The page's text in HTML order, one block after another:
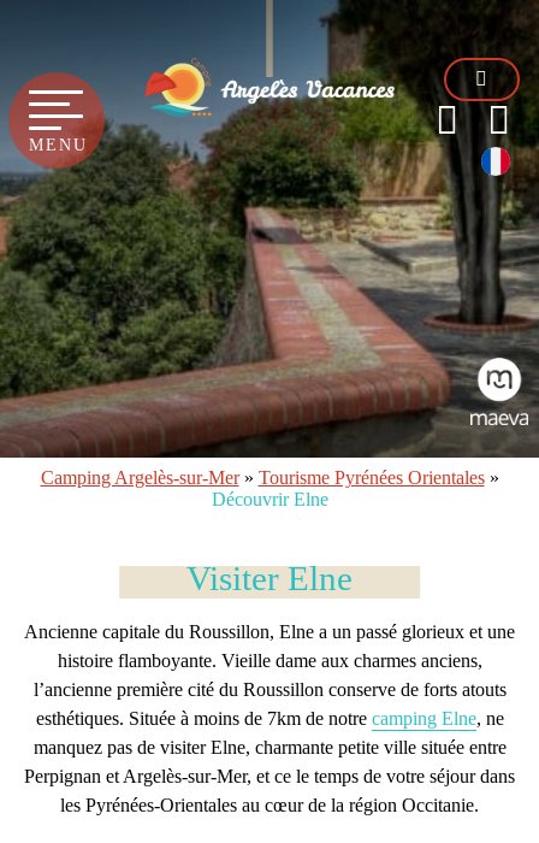
MENU
Camping Argelès-sur-Mer» Tourisme Pyrénées Orientales»
Découvrir Elne
Visiter Elne
Ancienne capitale du Roussillon, Elne a un passé glorieux et une
histoire flamboyante. Vieille dame aux charmes anciens,
l’ancienne première cité du Roussillon conserve de forts atouts
esthétiques. Située à moins de 7km de notre camping Elne, ne
manquez pas de visiter Elne, charmante petite ville située entre
Perpignan et Argelès-sur-Mer, et ce le temps de votre séjour dans
les Pyrénées-Orientales au cœur de la région Occitanie.